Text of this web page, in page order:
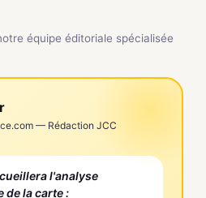
équipe éditoriale spécialisée
— Rédaction JCC
l'analyse
de la carte :